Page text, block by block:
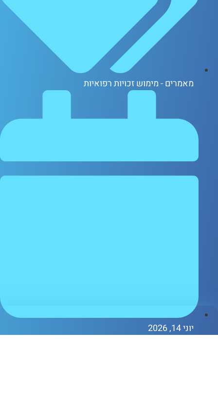
- מימוש זכויות רפואיות